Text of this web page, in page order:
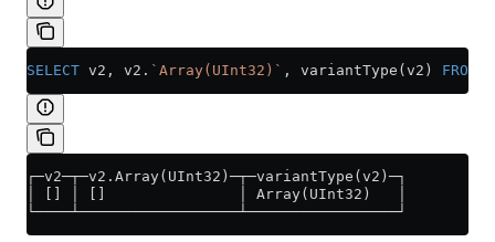
SELECT v2, v2. `Array(UInt32)` , variantType(v2) FROM
┌─v2─┬─v2.Array(UInt32)─┬─variantType(v2)─┐
│ [] │ []               │ Array(UInt32)   │
└────┴──────────────────┴─────────────────┘